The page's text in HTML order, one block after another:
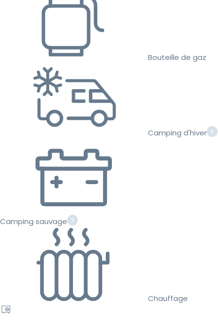
Bouteille de gaz
Camping d'hiver
Camping sauvage
Chauffage